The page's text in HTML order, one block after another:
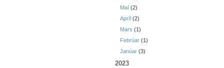
Maí (2)
Apríl (2)
Mars (1)
Febrúar (1)
Janúar (3)
2023